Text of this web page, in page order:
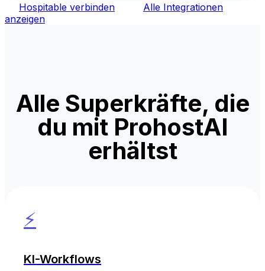
Hospitable verbinden
Alle Integrationen
anzeigen
Alle Superkräfte, die
du mit ProhostAI
erhältst
⚡
KI-Workflows